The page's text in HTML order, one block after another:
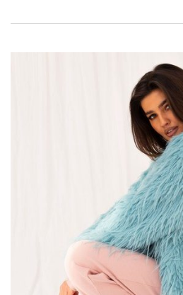
znalezienie dostawcy, który nie
modowe kolekcje, ale także
ceny, wysoką jakość produktów
obsługę klienta. Odkryj zatem
hurtownia odzieży damskiejna
podjąć współpracę! Zobacz
najlepsza
Pomarańczowy
we wzory – idealny
każdą okazję!
Znalezienie odpowiedniej odzieży
każdego, kto chce wyglądać
komfortowo niezależnie od